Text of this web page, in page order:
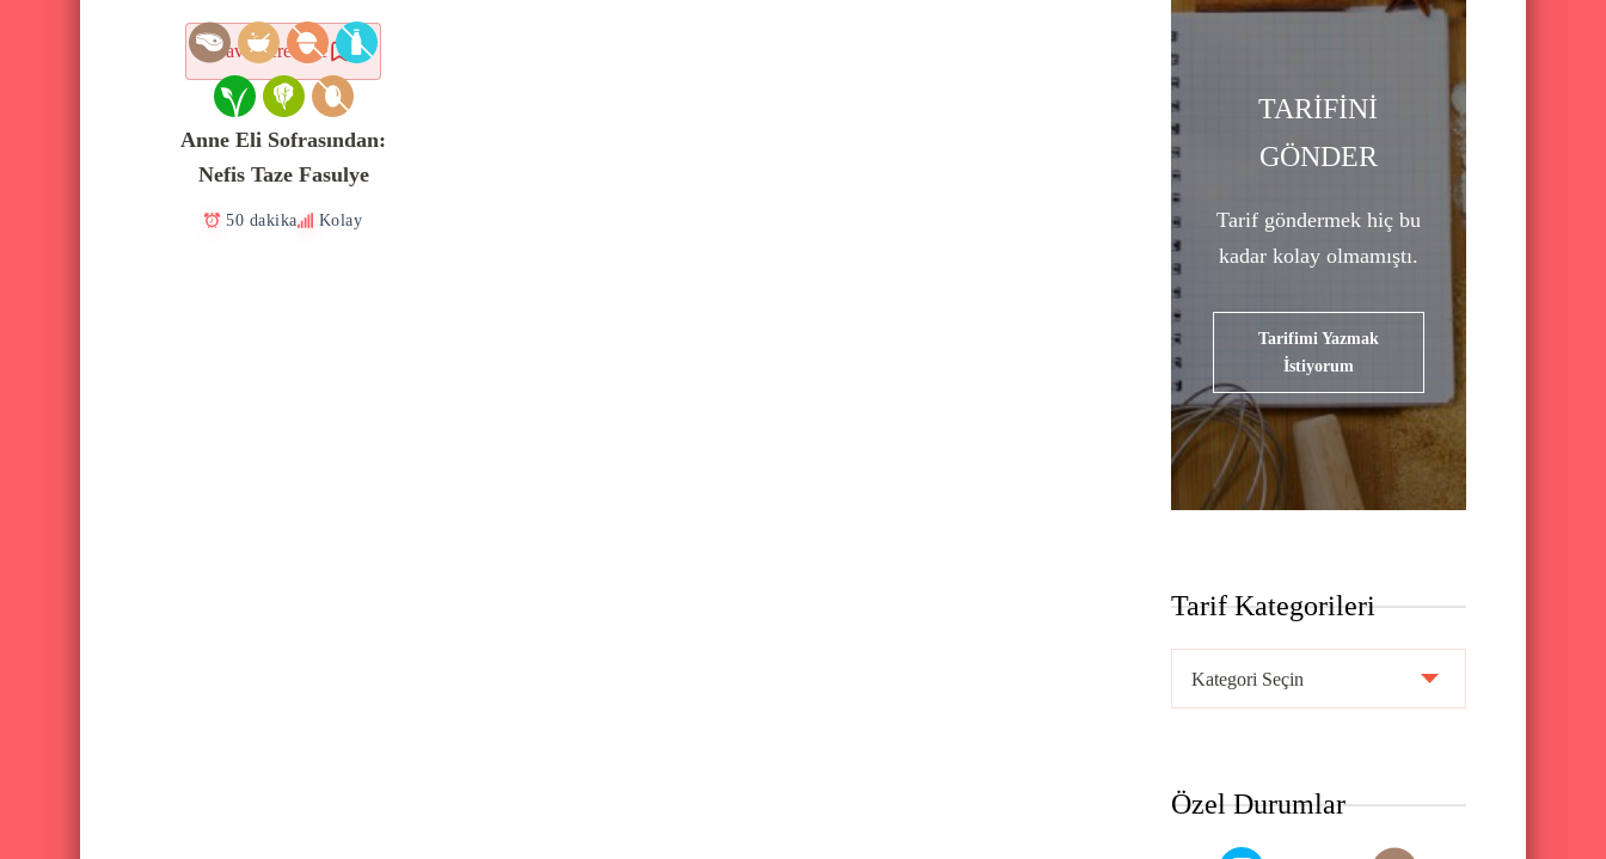
Favorilere ekle
Anne Eli Sofrasından:
Nefis Taze Fasulye
50 dakika Kolay
f
o
r
:
TARİFİNİ
GÖNDER
Tarif göndermek hiç bu
kadar kolay olmamıştı.
Tarifimi Yazmak
İstiyorum
Tarif Kategorileri
a
f
Özel Durumlar